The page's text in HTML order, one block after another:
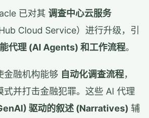
已对其 调查中心云服务
Cloud Service）进行升级，引
代理 (AI Agents) 和工作流程。
金融机构能够 自动化调查流程，
式并打击金融犯罪。这些 AI 代理
驱动的叙述 (Narratives) 辅